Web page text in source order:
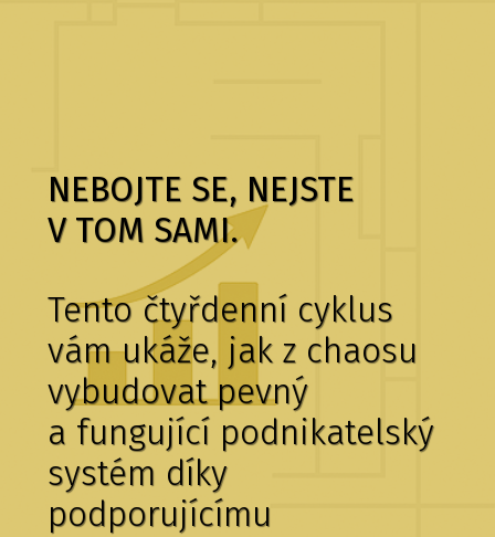
NEBOJTE SE, NEJSTE
V TOM SAMI.
Tento čtyřdenní cyklus
vám ukáže, jak z chaosu
vybudovat pevný
a fungující podnikatelský
systém díky
podporujícímu